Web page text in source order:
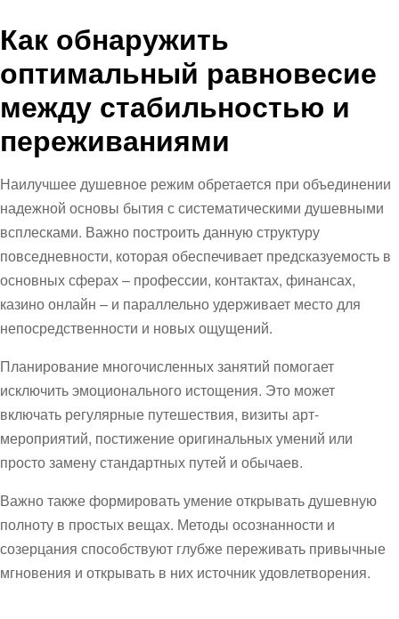
Как обнаружить
оптимальный равновесие
между стабильностью и
переживаниями
Наилучшее душевное режим обретается при объединении
надежной основы бытия с систематическими душевными
всплесками. Важно построить данную структуру
повседневности, которая обеспечивает предсказуемость в
основных сферах – профессии, контактах, финансах,
казино онлайн – и параллельно удерживает место для
непосредственности и новых ощущений.
Планирование многочисленных занятий помогает
исключить эмоционального истощения. Это может
включать регулярные путешествия, визиты арт-
мероприятий, постижение оригинальных умений или
просто замену стандартных путей и обычаев.
Важно также формировать умение открывать душевную
полноту в простых вещах. Методы осознанности и
созерцания способствуют глубже переживать привычные
мгновения и открывать в них источник удовлетворения.